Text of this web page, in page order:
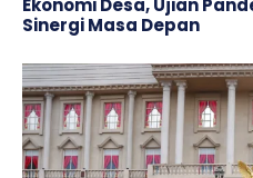
Sinergi Masa Depan